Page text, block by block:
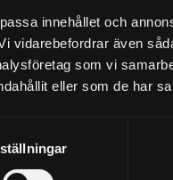
innehållet och
vidarebefordrar även
som vi
eller som de har
Dina personuppgifter behandlas i enlighet